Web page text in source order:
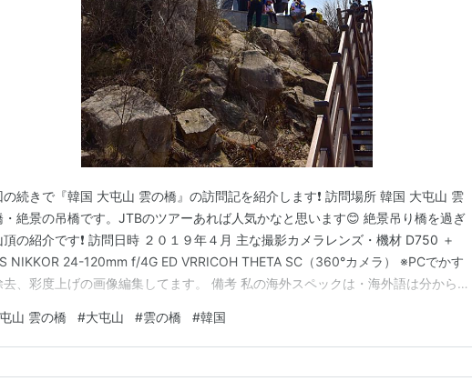
の続きで『韓国 大屯山 雲の橋』の訪問記を紹介します❗ 訪問場所 韓国 大屯山 雲
・絶景の吊橋です。JTBのツアーあれば人気かなと思います😊 絶景吊り橋を過ぎ
頂の紹介です❗ 訪問日時 ２０１９年４月 主な撮影カメラレンズ・機材 D750 ＋
NIKKOR 24-120mm f/4G ED VRRICOH THETA SC（360°カメラ） ※PCでかす
去、彩度上げの画像編集してます。 備考 私の海外スペックは・海外語は分からな
状態、ポケットwifi相当を必ず装備 前回紹介しました…
山 雲の橋 #大屯山 #雲の橋 #韓国